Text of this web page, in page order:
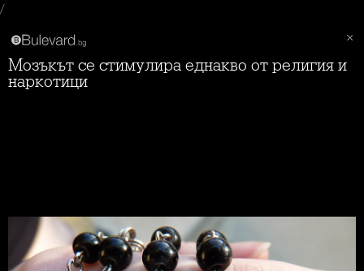
/
Мозъкът се стимулира еднакво от религия и
наркотици